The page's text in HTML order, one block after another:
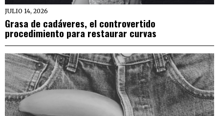
JULIO 14, 2026
Grasa de cadáveres, el controvertido
procedimiento para restaurar curvas